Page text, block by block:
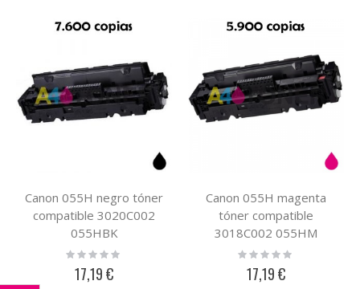
Canon 055H negro tóner
compatible 3020C002
055HBK
Rating:
17,19 €
Canon 055H magenta
tóner compatible
3018C002 055HM
Rating:
17,19 €